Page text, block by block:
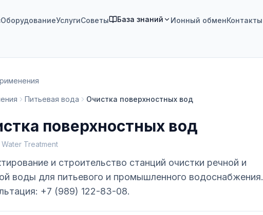
ОборудованиеУслугиСоветы База знаний Ионный обменКонтакты
Питьевая вода Очистка поверхностных вод
поверхностных вод
Treatment
и строительство станций очистки речной и
воды для питьевого и промышленного водоснабжения.
+7 (989) 122-83-08.